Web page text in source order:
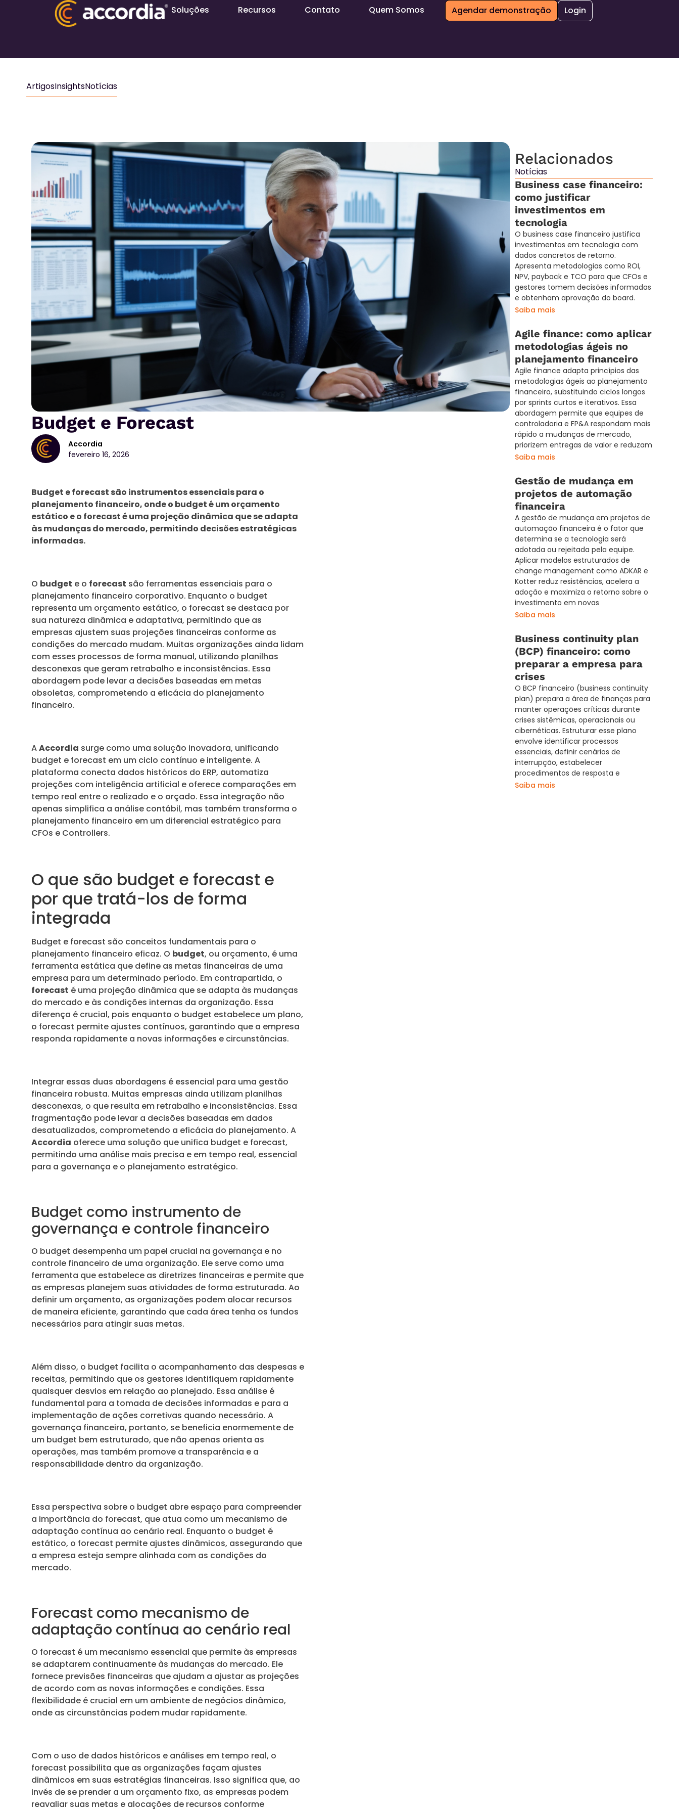
Soluções Recursos Contato Quem Somos Agendar demonstração Login
ArtigosInsightsNotícias
Budget e Forecast
Accordia
fevereiro 16, 2026
Budget e forecast são instrumentos essenciais para o
planejamento financeiro, onde o budget é um orçamento
estático e o forecast é uma projeção dinâmica que se adapta
às mudanças do mercado, permitindo decisões estratégicas
informadas.
O budget e o forecast são ferramentas essenciais para o
planejamento financeiro corporativo. Enquanto o budget
representa um orçamento estático, o forecast se destaca por
sua natureza dinâmica e adaptativa, permitindo que as
empresas ajustem suas projeções financeiras conforme as
condições do mercado mudam. Muitas organizações ainda lidam
com esses processos de forma manual, utilizando planilhas
desconexas que geram retrabalho e inconsistências. Essa
abordagem pode levar a decisões baseadas em metas
obsoletas, comprometendo a eficácia do planejamento
financeiro.
AAccordia surge como uma solução inovadora, unificando
budget e forecast em um ciclo contínuo e inteligente. A
plataforma conecta dados históricos do ERP, automatiza
projeções com inteligência artificial e oferece comparações em
tempo real entre o realizado e o orçado. Essa integração não
apenas simplifica a análise contábil, mas também transforma o
planejamento financeiro em um diferencial estratégico para
CFOs e Controllers.
O que são budget e forecast e
por que tratá-los de forma
integrada
Budget e forecast são conceitos fundamentais para o
planejamento financeiro eficaz. O budget, ou orçamento, é uma
ferramenta estática que define as metas financeiras de uma
empresa para um determinado período. Em contrapartida, o
forecast é uma projeção dinâmica que se adapta às mudanças
do mercado e às condições internas da organização. Essa
diferença é crucial, pois enquanto o budget estabelece um plano,
o forecast permite ajustes contínuos, garantindo que a empresa
responda rapidamente a novas informações e circunstâncias.
Integrar essas duas abordagens é essencial para uma gestão
financeira robusta. Muitas empresas ainda utilizam planilhas
desconexas, o que resulta em retrabalho e inconsistências. Essa
fragmentação pode levar a decisões baseadas em dados
desatualizados, comprometendo a eficácia do planejamento. A
Accordia oferece uma solução que unifica budget e forecast,
permitindo uma análise mais precisa e em tempo real, essencial
para a governança e o planejamento estratégico.
Budget como instrumento de
governança e controle financeiro
O budget desempenha um papel crucial na governança e no
controle financeiro de uma organização. Ele serve como uma
ferramenta que estabelece as diretrizes financeiras e permite que
as empresas planejem suas atividades de forma estruturada. Ao
definir um orçamento, as organizações podem alocar recursos
de maneira eficiente, garantindo que cada área tenha os fundos
necessários para atingir suas metas.
Além disso, o budget facilita o acompanhamento das despesas e
receitas, permitindo que os gestores identifiquem rapidamente
quaisquer desvios em relação ao planejado. Essa análise é
fundamental para a tomada de decisões informadas e para a
implementação de ações corretivas quando necessário. A
governança financeira, portanto, se beneficia enormemente de
um budget bem estruturado, que não apenas orienta as
operações, mas também promove a transparência e a
responsabilidade dentro da organização.
Essa perspectiva sobre o budget abre espaço para compreender
a importância do forecast, que atua como um mecanismo de
adaptação contínua ao cenário real. Enquanto o budget é
estático, o forecast permite ajustes dinâmicos, assegurando que
a empresa esteja sempre alinhada com as condições do
mercado.
Forecast como mecanismo de
adaptação contínua ao cenário real
O forecast é um mecanismo essencial que permite às empresas
se adaptarem continuamente às mudanças do mercado. Ele
fornece previsões financeiras que ajudam a ajustar as projeções
de acordo com as novas informações e condições. Essa
flexibilidade é crucial em um ambiente de negócios dinâmico,
onde as circunstâncias podem mudar rapidamente.
Com o uso de dados históricos e análises em tempo real, o
forecast possibilita que as organizações façam ajustes
dinâmicos em suas estratégias financeiras. Isso significa que, ao
invés de se prender a um orçamento fixo, as empresas podem
reavaliar suas metas e alocações de recursos conforme
Relacionados
Notícias
Business case financeiro:
como justificar
investimentos em
tecnologia
O business case financeiro justifica
investimentos em tecnologia com
dados concretos de retorno.
Apresenta metodologias como ROI,
NPV, payback e TCO para que CFOs e
gestores tomem decisões informadas
e obtenham aprovação do board.
Saiba mais
Agile finance: como aplicar
metodologias ágeis no
planejamento financeiro
Agile finance adapta princípios das
metodologias ágeis ao planejamento
financeiro, substituindo ciclos longos
por sprints curtos e iterativos. Essa
abordagem permite que equipes de
controladoria e FP&A respondam mais
rápido a mudanças de mercado,
priorizem entregas de valor e reduzam
Saiba mais
Gestão de mudança em
projetos de automação
financeira
A gestão de mudança em projetos de
automação financeira é o fator que
determina se a tecnologia será
adotada ou rejeitada pela equipe.
Aplicar modelos estruturados de
change management como ADKAR e
Kotter reduz resistências, acelera a
adoção e maximiza o retorno sobre o
investimento em novas
Saiba mais
Business continuity plan
(BCP) financeiro: como
preparar a empresa para
crises
O BCP financeiro (business continuity
plan) prepara a área de finanças para
manter operações críticas durante
crises sistêmicas, operacionais ou
cibernéticas. Estruturar esse plano
envolve identificar processos
essenciais, definir cenários de
interrupção, estabelecer
procedimentos de resposta e
Saiba mais